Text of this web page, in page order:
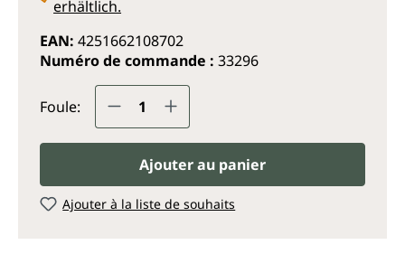
erhältlich.
EAN: 4251662108702
Numéro de commande : 33296
Foule: Quantité de produit : Entrez la
Ajouter au panier
Ajouter à la liste de souhaits